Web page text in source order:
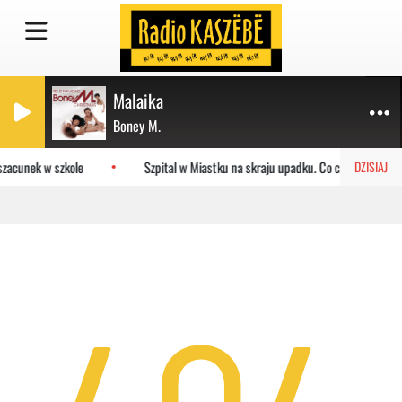
Malaika
Boney M.
DZISIAJ
w szkole Szpital w Miastku na skraju upadku. Co czeka